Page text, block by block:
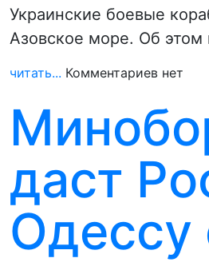
Украинские боевые
Азовское море. Об этом
читать... Комментариев нет
даст
Одессу